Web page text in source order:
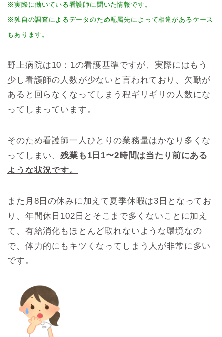
※実際に働いている看護師に聞いた情報です。
※独自の調査によるデータのため配属先によって相違があるケース
もあります。
野上病院は10：1の看護基準ですが、実際にはもう
少し看護師の人数が少ないと言われており、欠勤が
あると回らなくなってしまう程ギリギリの人数にな
ってしまっています。
そのため看護師一人ひとりの業務量はかなり多くな
ってしまい、残業も1日1〜2時間は当たり前にある
ような状況です。
また月8日の休みに加えて夏季休暇は3日となってお
り、年間休日102日とそこまで多くないことに加え
て、有給消化もほとんど取れないような環境なの
で、体力的にもキツくなってしまう人が非常に多い
です。